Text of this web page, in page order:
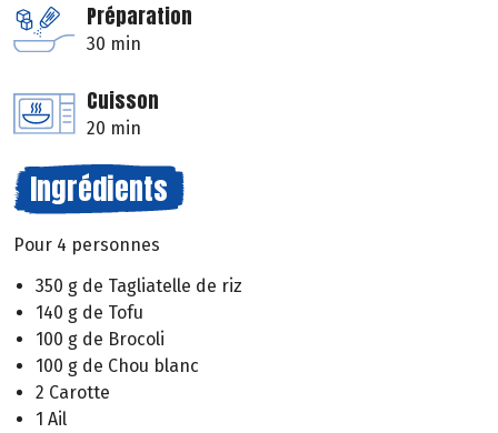
Préparation
30 min
Cuisson
20 min
Ingrédients
Pour 4 personnes
350 g de Tagliatelle de riz
140 g de Tofu
100 g de Brocoli
100 g de Chou blanc
2 Carotte
1 Ail